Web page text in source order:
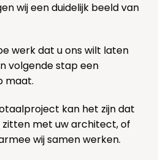
wij een duidelijk beeld van
werk dat u ons wilt laten
volgende stap een
maat.
kan het zijn dat
met uw architect, of
wij samen werken.